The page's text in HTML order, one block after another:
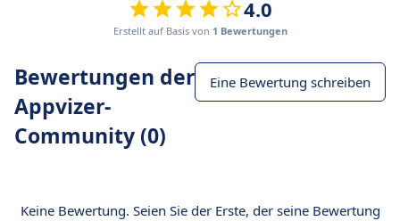
4.0
Erstellt auf Basis von 1 Bewertungen
Bewertungen der
Appvizer-
Community (0)
Eine Bewertung schreiben
Keine Bewertung. Seien Sie der Erste, der seine Bewertung